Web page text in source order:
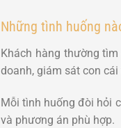
Những tình huống
Khách hàng thường
doanh, giám sát con
Mỗi tình huống đòi hỏi
và phương án phù hợp.